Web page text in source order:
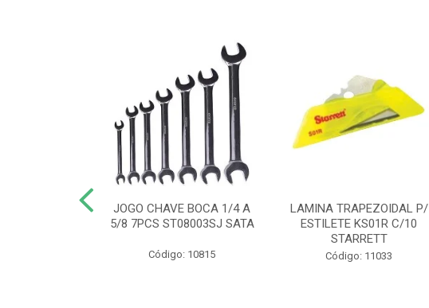
JOGO CHAVE BOCA 1/4 A
5/8 7PCS ST08003SJ SATA
Código: 10815
LAMINA TRAPEZOIDAL P/
ESTILETE KS01R C/10
STARRETT
Código: 11033